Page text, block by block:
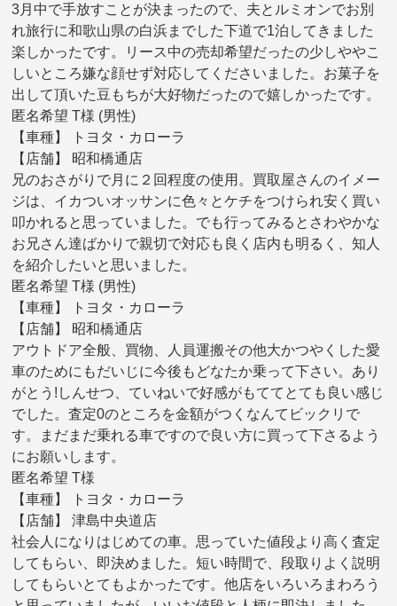
3月中で手放すことが決まったので、夫とルミオンでお別
れ旅行に和歌山県の白浜までした下道で1泊してきました
楽しかったです。リース中の売却希望だったの少しややこ
しいところ嫌な顔せず対応してくださいました。お菓子を
出して頂いた豆もちが大好物だったので嬉しかったです。
匿名希望 T様 (男性)
【車種】 トヨタ・カローラ
【店舗】 昭和橋通店
兄のおさがりで月に２回程度の使用。買取屋さんのイメー
ジは、イカついオッサンに色々とケチをつけられ安く買い
叩かれると思っていました。でも行ってみるとさわやかな
お兄さん達ばかりで親切で対応も良く店内も明るく、知人
を紹介したいと思いました。
匿名希望 T様 (男性)
【車種】 トヨタ・カローラ
【店舗】 昭和橋通店
アウトドア全般、買物、人員運搬その他大かつやくした愛
車のためにもだいじに今後もどなたか乗って下さい。あり
がとう!しんせつ、ていねいで好感がもててとても良い感じ
でした。査定0のところを金額がつくなんてビックリで
す。まだまだ乗れる車ですので良い方に買って下さるよう
にお願いします。
匿名希望 T様
【車種】 トヨタ・カローラ
【店舗】 津島中央道店
社会人になりはじめての車。思っていた値段より高く査定
してもらい、即決めました。短い時間で、段取りよく説明
してもらいとてもよかったです。他店をいろいろまわろう